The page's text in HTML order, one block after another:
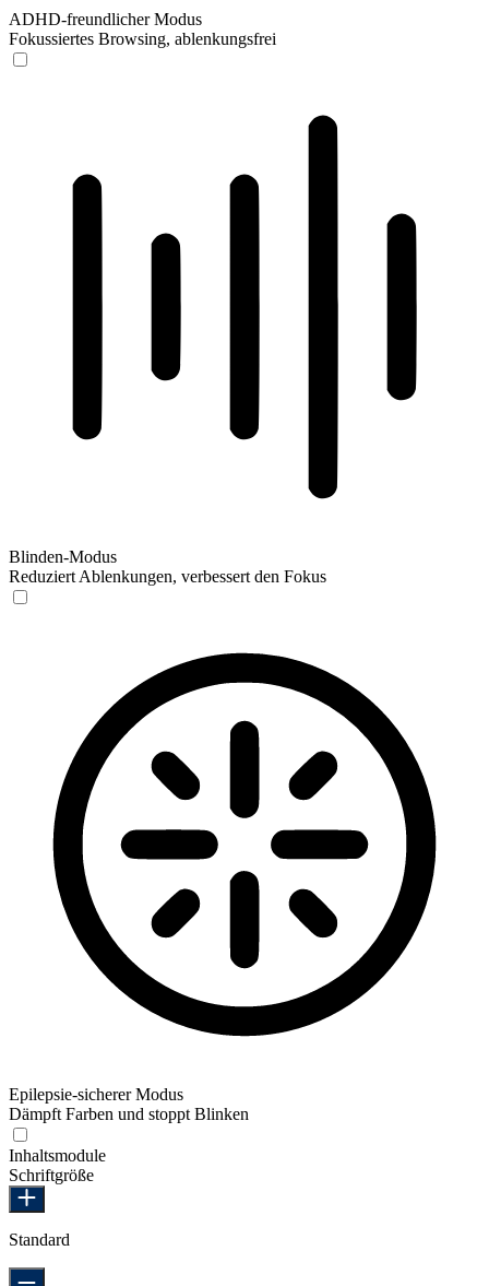
ADHD-freundlicher Modus
Fokussiertes Browsing, ablenkungsfrei
Blinden-Modus
Reduziert Ablenkungen, verbessert den Fokus
Epilepsie-sicherer Modus
Dämpft Farben und stoppt Blinken
Inhaltsmodule
Schriftgröße
Standard